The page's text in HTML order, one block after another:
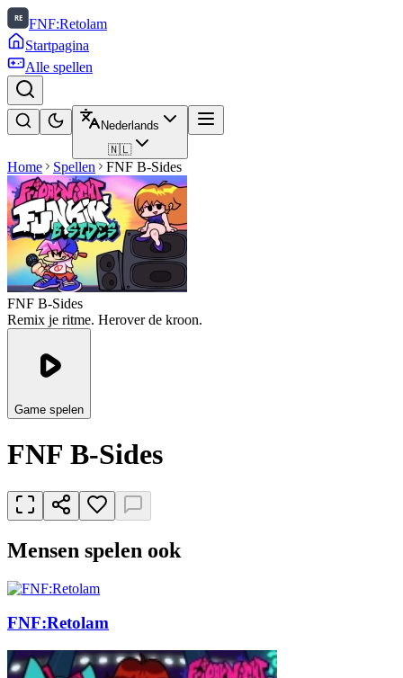
FNF:Retolam
Startpagina
Alle spellen
Nederlands
🇳🇱
Home Spellen FNF B-Sides
FNF B-Sides
Remix je ritme. Herover de kroon.
Game spelen
FNF B-Sides
Mensen spelen ook
FNF:Retolam